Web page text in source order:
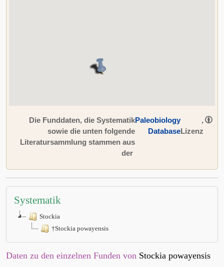
Die Funddaten, die Systematik
sowie die unten folgende
Literatursammlung stammen aus
der
Paleobiology
Database
,
Lizenz
Systematik
Stockia
†Stockia powayensis
Daten zu den einzelnen Funden von Stockia powayensis